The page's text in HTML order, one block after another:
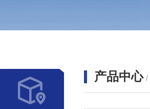
产品中心 /